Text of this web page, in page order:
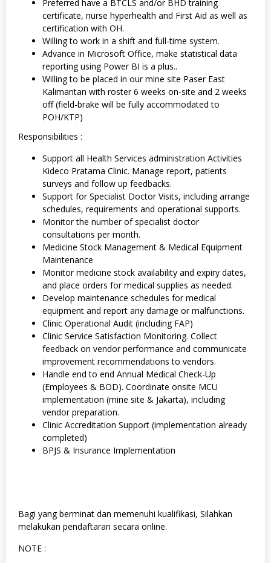
Preferred have a BTCLS and/or BHD training
certificate, nurse hyperhealth and First Aid as well as
certification with OH.
Willing to work in a shift and full-time system.
Advance in Microsoft Office, make statistical data
reporting using Power BI is a plus..
Willing to be placed in our mine site Paser East
Kalimantan with roster 6 weeks on-site and 2 weeks
off (field-brake will be fully accommodated to
POH/KTP)
Responsibilities :
Support all Health Services administration Activities
Kideco Pratama Clinic. Manage report, patients
surveys and follow up feedbacks.
Support for Specialist Doctor Visits, including arrange
schedules, requirements and operational supports.
Monitor the number of specialist doctor
consultations per month.
Medicine Stock Management & Medical Equipment
Maintenance
Monitor medicine stock availability and expiry dates,
and place orders for medical supplies as needed.
Develop maintenance schedules for medical
equipment and report any damage or malfunctions.
Clinic Operational Audit (including FAP)
Clinic Service Satisfaction Monitoring. Collect
feedback on vendor performance and communicate
improvement recommendations to vendors.
Handle end to end Annual Medical Check-Up
(Employees & BOD). Coordinate onsite MCU
implementation (mine site & Jakarta), including
vendor preparation.
Clinic Accreditation Support (implementation already
completed)
BPJS & Insurance Implementation
Bagi yang berminat dan memenuhi kualifikasi, Silahkan
melakukan pendaftaran secara online.
NOTE :